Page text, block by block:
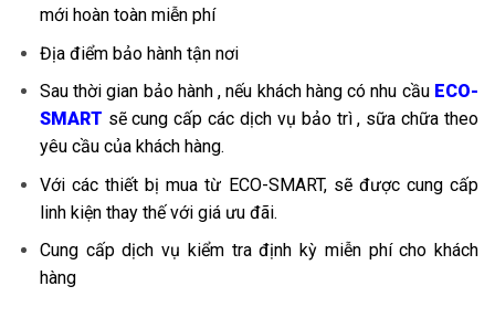
mới hoàn toàn miễn phí
Địa điểm bảo hành tận nơi
Sau thời gian bảo hành , nếu khách hàng có nhu cầu ECO-
SMART sẽ cung cấp các dịch vụ bảo trì , sữa chữa theo
yêu cầu của khách hàng.
Với các thiết bị mua từ ECO-SMART, sẽ được cung cấp
linh kiện thay thế với giá ưu đãi.
Cung cấp dịch vụ kiểm tra định kỳ miễn phí cho khách
hàng